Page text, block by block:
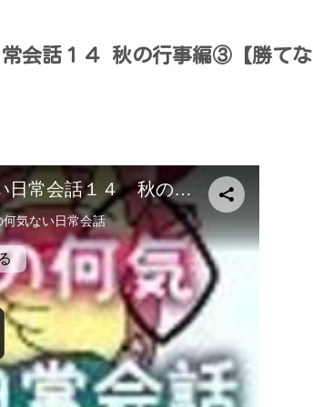
常会話１４ 秋の行事編③【勝てな